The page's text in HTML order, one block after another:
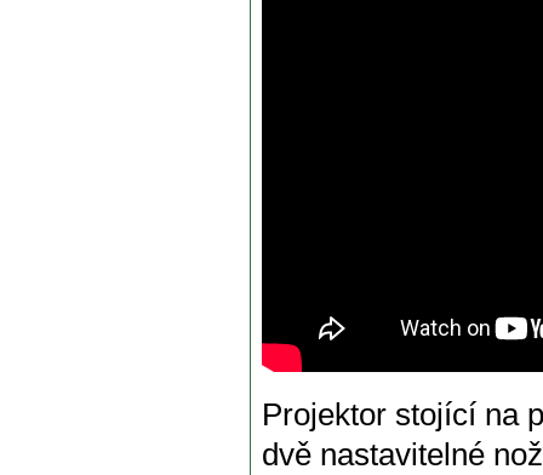
Projektor stojící na
dvě nastavitelné